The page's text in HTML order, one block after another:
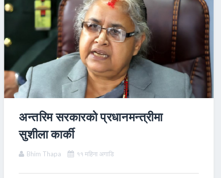
अन्तरिम सरकारको प्रधानमन्त्रीमा
सुशीला कार्की
Bhim Thapa ११ महिना अगाडि